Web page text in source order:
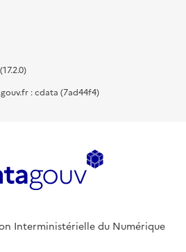
: cdata (7ad44f4)
Interministérielle du Numérique